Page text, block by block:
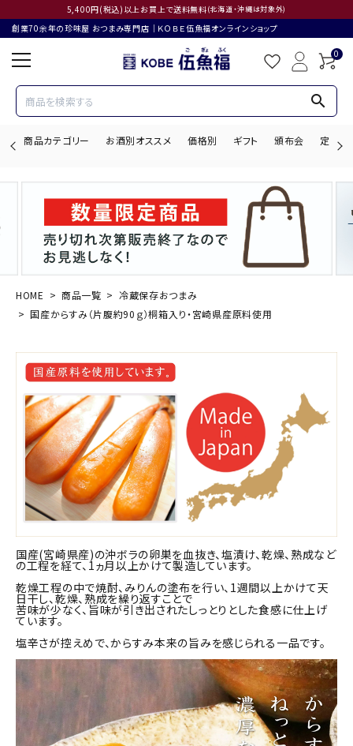
5,400円(税込)以上お買上で送料無料(北海道・沖縄は対象外)
創業70余年の珍味屋 おつまみ専門店│ＫＯＢＥ伍魚福オンラインショップ
0
search
商品カテゴリー お酒別オススメ 価格別 ギフト 頒布会 定期購
search
ACCOUNT MENU
商品カテゴリー
お酒別オススメ
価格別
お問い合わせ
直営店
HOME 商品一覧
冷蔵保存おつまみ
国産からすみ（片腹約90ｇ）桐箱入り・宮崎県産原料使用
国産(宮崎県産)の沖ボラの卵巣を血抜き、塩漬け、乾燥、熟成など
の工程を経て、1ヵ月以上かけて製造しています。
乾燥工程の中で焼酎、みりんの塗布を行い、1週間以上かけて天
日干し、乾燥、熟成を繰り返すことで
苦味が少なく、旨味が引き出されたしっとりとした食感に仕上げ
ています。
塩辛さが控えめで、からすみ本来の旨みを感じられる一品です。